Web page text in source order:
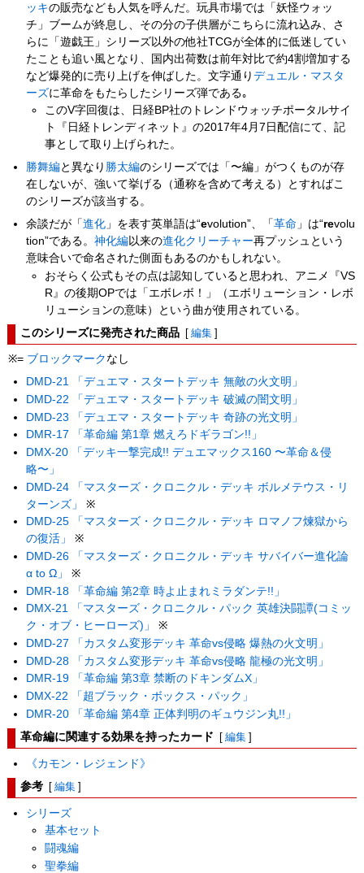
ッキの販売なども人気を呼んだ。玩具市場では「妖怪ウォッ
チ」ブームが終息し、その分の子供層がこちらに流れ込み、さ
らに「遊戯王」シリーズ以外の他社TCGが全体的に低迷してい
たことも追い風となり、国内出荷数は前年対比で約4割増加する
など爆発的に売り上げを伸ばした。文字通りデュエル・マスタ
ーズに革命をもたらしたシリーズ弾である｡
このV字回復は、日経BP社のトレンドウォッチポータルサイ
ト『日経トレンディネット』の2017年4月7日配信にて、記
事として取り上げられた。
勝舞編と異なり 勝太編のシリーズでは「〜編」がつくものが存
在しないが、強いて挙げる（通称を含めて考える）とすればこ
のシリーズが該当する。
余談だが「進化 」を表す英単語は“evolution”、「革命 」は“revolu
tion”である。神化編以来の進化クリーチャー再プッシュという
意味合いで命名された側面もあるのかもしれない。
おそらく公式もその点は認知していると思われ、アニメ『VS
R』の後期OPでは「エボレボ！」（エボリューション・レボ
リューションの意味）という曲が使用されている。
このシリーズに発売された商品 [ 編集 ]
※= ブロックマーク なし
DMD-21 「デュエマ・スタートデッキ 無敵の火文明」
DMD-22 「デュエマ・スタートデッキ 破滅の闇文明」
DMD-23 「デュエマ・スタートデッキ 奇跡の光文明」
DMR-17 「革命編 第1章 燃えろドギラゴン!!」
DMX-20 「デッキ一撃完成!! デュエマックス160 〜革命＆侵
略〜」
DMD-24 「マスターズ・クロニクル・デッキ ボルメテウス・リ
ターンズ」
※
DMD-25 「マスターズ・クロニクル・デッキ ロマノフ煉獄から
の復活」
※
DMD-26 「マスターズ・クロニクル・デッキ サバイバー進化論
α to Ω」
※
DMR-18 「革命編 第2章 時よ止まれミラダンテ!!」
DMX-21 「マスターズ・クロニクル・パック 英雄決闘譚(コミッ
ク・オブ・ヒーローズ)」
※
DMD-27 「カスタム変形デッキ 革命vs侵略 爆熱の火文明」
DMD-28 「カスタム変形デッキ 革命vs侵略 龍極の光文明」
DMR-19 「革命編 第3章 禁断のドキンダムX」
DMX-22 「超ブラック・ボックス・パック」
DMR-20 「革命編 第4章 正体判明のギュウジン丸!!」
革命編に関連する効果を持ったカード [ 編集 ]
《カモン・レジェンド》
参考 [ 編集 ]
シリーズ
基本セット
闘魂編
聖拳編